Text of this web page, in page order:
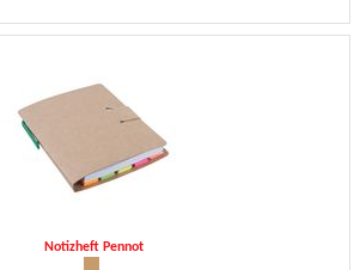
Notizheft Pennot